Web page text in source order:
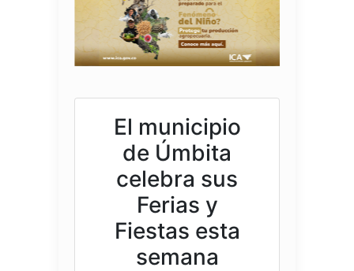
El municipio
de Úmbita
celebra sus
Ferias y
Fiestas esta
semana